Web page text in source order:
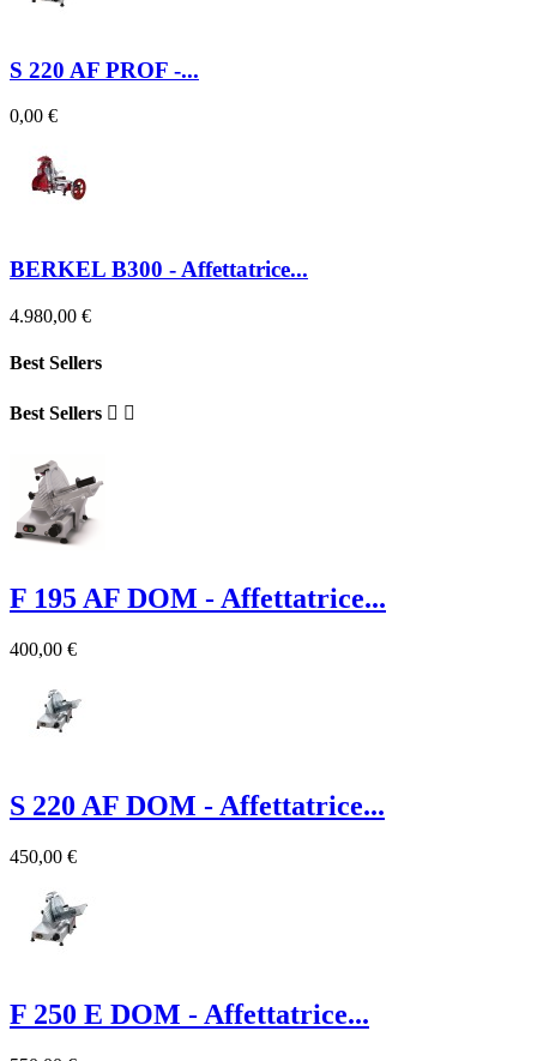
S 220 AF PROF -...
0,00 €
BERKEL B300 - Affettatrice...
4.980,00 €
Best Sellers
Best Sellers  
F 195 AF DOM - Affettatrice...
400,00 €
S 220 AF DOM - Affettatrice...
450,00 €
F 250 E DOM - Affettatrice...